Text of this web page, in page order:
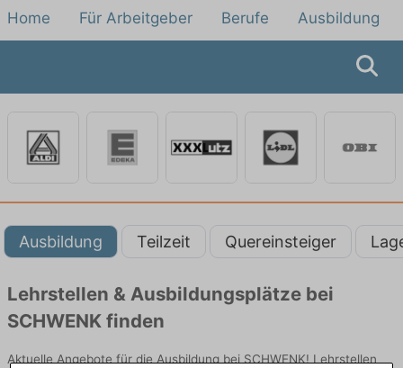
Home Für Arbeitgeber Berufe Ausbildung
Ausbildung Teilzeit Quereinsteiger
Lehrstellen & Ausbildungsplätze bei
SCHWENK finden
Aktuelle Angebote für die Ausbildung bei SCHWENK! Lehrstellen